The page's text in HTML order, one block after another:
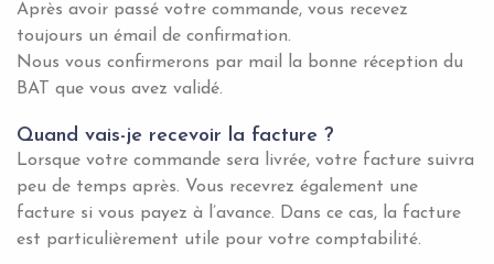
Après avoir passé votre commande, vous recevez
toujours un émail de confirmation.
Nous vous confirmerons par mail la bonne réception du
BAT que vous avez validé.
Quand vais-je recevoir la facture ?
Lorsque votre commande sera livrée, votre facture suivra
peu de temps après. Vous recevrez également une
facture si vous payez à l’avance. Dans ce cas, la facture
est particulièrement utile pour votre comptabilité.